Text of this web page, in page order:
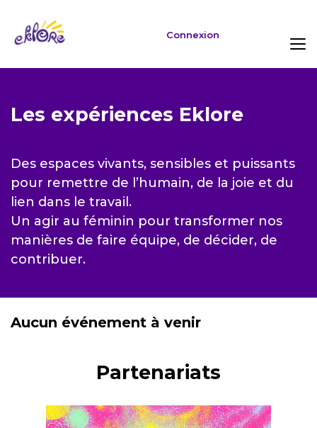
Connexion
Les expériences Eklore
Des espaces vivants, sensibles et puissants
pour remettre de l’humain, de la joie et du
lien dans le travail.
Un agir au féminin pour transformer nos
manières de faire équipe, de décider, de
contribuer.
Aucun événement à venir
Partenariats